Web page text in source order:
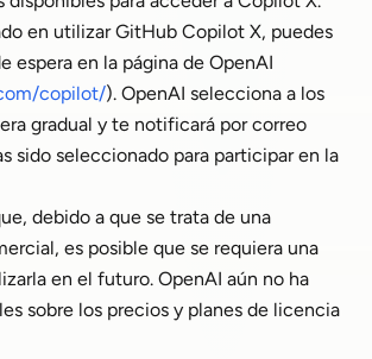
en utilizar GitHub Copilot X, puedes
espera en la página de OpenAI
copilot/). OpenAI selecciona a los
gradual y te notificará por correo
sido seleccionado para participar en la
debido a que se trata de una
es posible que se requiera una
en el futuro. OpenAI aún no ha
sobre los precios y planes de licencia